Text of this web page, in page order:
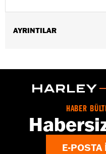
AYRINTILAR
Sold In Units:Pair
installation instructions
HABER
E-